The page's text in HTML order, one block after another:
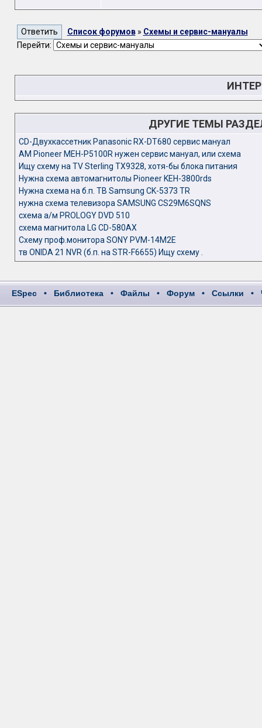
Список форумов» Схемы и сервис-мануалы
Перейти:
ДРУГИЕ ТЕМЫ
CD-Двухкассетник Panasonic RX-DT680 сервис мануал
АМ Pioneer MEH-P5100R нужен сервис мануал, или схема
Ищу схему на TV Sterling TX9328, хотя-бы блока питания
Нужна схема автомагнитолы Pioneer KEH-3800rds
Нужна схема на б.п. ТВ Samsung CK-5373 TR
нужна схема телевизора SAMSUNG CS29M6SQNS
схема а/м PROLOGY DVD 510
схема магнитола LG CD-580AX
Схему проф.монитора SONY PVM-14M2E
тв ONIDA 21 NVR (б.п. на STR-F6655) Ищу схему .
ESpec • Библиотека • Файлы • Форум • Ссылки •